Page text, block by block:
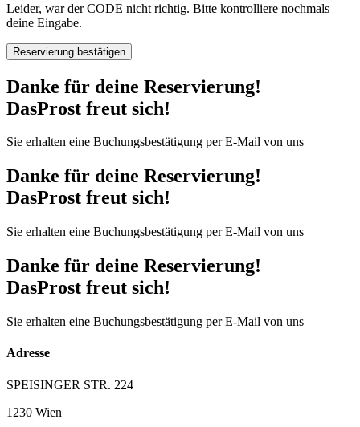
Leider, war der CODE nicht richtig. Bitte kontrolliere nochmals
deine Eingabe.
Reservierung bestätigen
Danke für deine Reservierung!
DasProst freut sich!
Sie erhalten eine Buchungsbestätigung per E-Mail von uns
Danke für deine Reservierung!
DasProst freut sich!
Sie erhalten eine Buchungsbestätigung per E-Mail von uns
Danke für deine Reservierung!
DasProst freut sich!
Sie erhalten eine Buchungsbestätigung per E-Mail von uns
Adresse
SPEISINGER STR. 224
1230 Wien